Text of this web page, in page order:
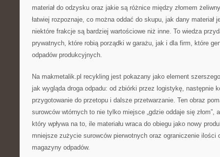
materiał do odzysku oraz jakie są różnice między złomem
łatwiej rozpoznaje, co można oddać do skupu, jak dany materiał
niektóre frakcje są bardziej wartościowe niż inne. To wiedza
prywatnych, które robią porządki w garażu, jak i dla firm, które
odpadów produkcyjnych.
Na makmetalik.pl recykling jest pokazany jako element
jak wygląda droga odpadu: od zbiórki przez logistykę, następnie
przygotowanie do przetopu i dalsze przetwarzanie. Ten obraz
surowców wtórnych to nie tylko miejsce „gdzie oddaje się złom”,
który wpływa na to, ile materiału wraca do obiegu jako nowy
mniejsze zużycie surowców pierwotnych oraz ograniczenie ilości
magazyny odpadów.